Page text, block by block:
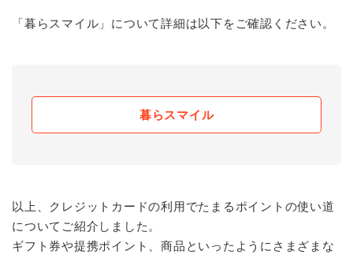
「暮らスマイル」について詳細は以下をご確認ください。
暮らスマイル
以上、クレジットカードの利用でたまるポイントの使い道
についてご紹介しました。
ギフト券や提携ポイント、商品といったようにさまざまな